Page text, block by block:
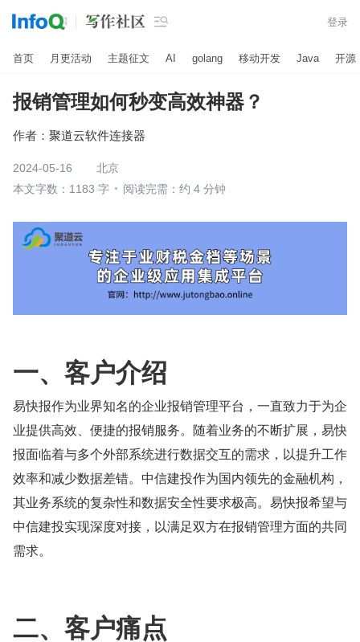
 登录
首页 月更活动 主题征文 AI golang 移动开发 Java 开源
报销管理如何秒变高效神器？
作者： 聚道云软件连接器
2024-05-16
北京
本文字数：1183 字
阅读完需：约 4 分钟
​一、客户介绍
易快报作为业界知名的企业报销管理平台，一直致力于为企
业提供高效、便捷的报销服务。随着业务的不断扩展，易快
报面临着与多个外部系统进行数据交互的需求，以提升工作
效率和减少数据差错。中信建投作为国内领先的金融机构，
其业务系统的复杂性和数据安全性要求极高。易快报希望与
中信建投实现深度对接，以满足双方在报销管理方面的共同
需求。
二、客户痛点